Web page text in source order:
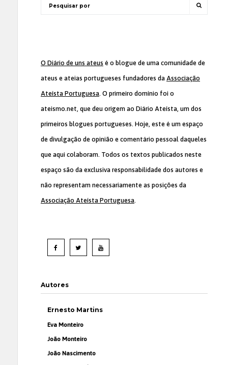
O Diário de uns ateus é o blogue de uma comunidade de
ateus e ateias portugueses fundadores da Associação
Ateísta Portuguesa. O primeiro domínio foi o
ateismo.net, que deu origem ao Diário Ateísta, um dos
primeiros blogues portugueses. Hoje, este é um espaço
de divulgação de opinião e comentário pessoal daqueles
que aqui colaboram. Todos os textos publicados neste
espaço são da exclusiva responsabilidade dos autores e
não representam necessariamente as posições da
Associação Ateísta Portuguesa.
Autores
Ernesto Martins
Eva Monteiro
João Monteiro
João Nascimento